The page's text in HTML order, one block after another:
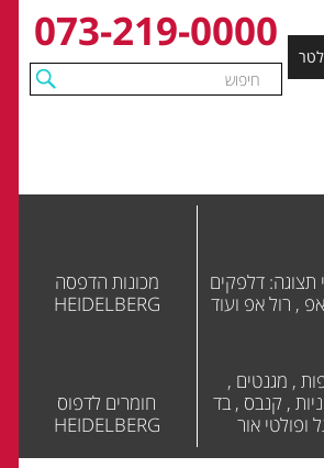
073-219-0000
תצוגה: דלפקים
, רול אפ ועוד
מכונות הדפסה
HEIDELBERG
, מגנטים ,
, קנבס , בד
ופולטי אור
חומרים לדפוס
HEIDELBERG